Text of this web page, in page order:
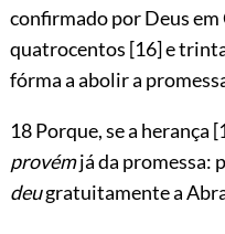
confirmado por Deus em
quatrocentos [16]e
fórma a abolir a
18 Porque, se a herança
provémjá da promessa:
deugratuitamente a